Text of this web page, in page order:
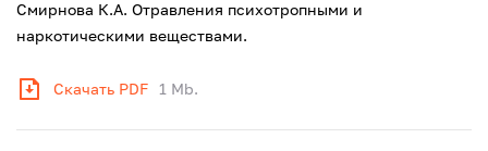
Смирнова К.А. Отравления психотропными и
наркотическими веществами.
Скачать PDF 1 Mb.